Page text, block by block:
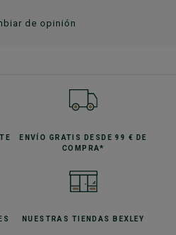
de opinión
ENVÍO GRATIS
DESDE 99 € DE
COMPRA*
NUESTRAS TIENDAS BEXLEY